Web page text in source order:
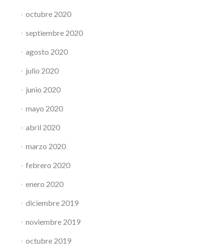
octubre 2020
septiembre 2020
agosto 2020
julio 2020
junio 2020
mayo 2020
abril 2020
marzo 2020
febrero 2020
enero 2020
diciembre 2019
noviembre 2019
octubre 2019